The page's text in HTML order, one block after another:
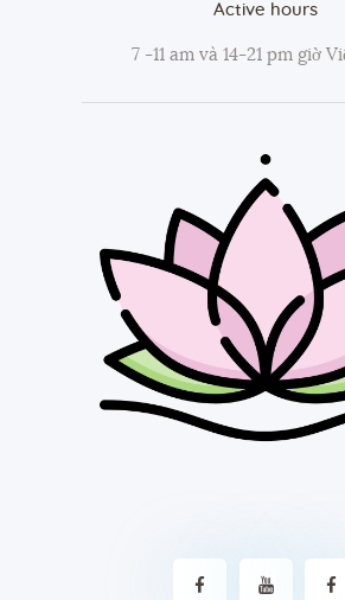
Active hours
7 -11 am và 14-21 pm giờ